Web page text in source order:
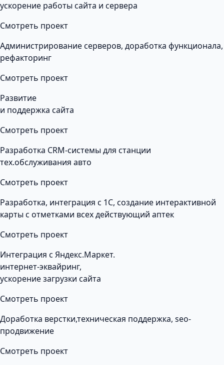
ускорение работы сайта и сервера
Смотреть проект
Администрирование серверов, доработка функционала,
рефакторинг
Смотреть проект
Развитие
и поддержка сайта
Смотреть проект
Разработка CRM-системы для станции
тех.обслуживания авто
Смотреть проект
Разработка, интеграция с 1С, создание интерактивной
карты с отметками всех действующий аптек
Смотреть проект
Интеграция с Яндекс.Маркет.
интернет-эквайринг,
ускорение загрузки сайта
Смотреть проект
Доработка верстки,техническая поддержка, seo-
продвижение
Смотреть проект